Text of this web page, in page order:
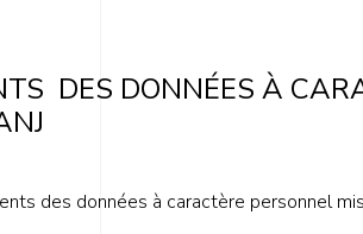
DES DONNÉES À
des données à caractère personnel